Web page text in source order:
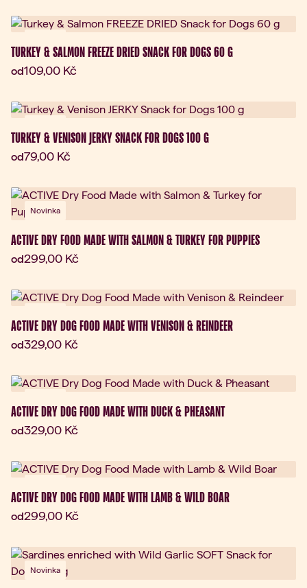
TURKEY & SALMON FREEZE DRIED SNACK FOR DOGS 60 G
odAktuální cena:
109,00 Kč
TURKEY & VENISON JERKY SNACK FOR DOGS 100 G
odAktuální cena:
79,00 Kč
Novinka
ACTIVE DRY FOOD MADE WITH SALMON & TURKEY FOR PUPPIES
odAktuální cena:
299,00 Kč
ACTIVE DRY DOG FOOD MADE WITH VENISON & REINDEER
odAktuální cena:
329,00 Kč
ACTIVE DRY DOG FOOD MADE WITH DUCK & PHEASANT
odAktuální cena:
329,00 Kč
ACTIVE DRY DOG FOOD MADE WITH LAMB & WILD BOAR
odAktuální cena:
299,00 Kč
Novinka